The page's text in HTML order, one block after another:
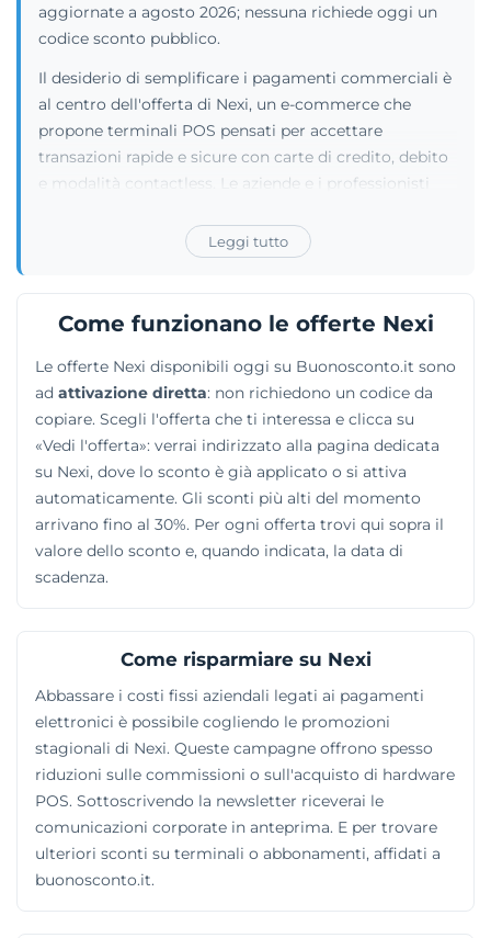
aggiornate a agosto 2026; nessuna richiede oggi un
codice sconto pubblico.
Il desiderio di semplificare i pagamenti commerciali è
al centro dell'offerta di Nexi, un e-commerce che
propone terminali POS pensati per accettare
transazioni rapide e sicure con carte di credito, debito
e modalità contactless. Le aziende e i professionisti
declinati nelle varianti Mini, Cordless e SoftPos, oltre a
rifornirsi di accessori come i rotolini di carta. Chi
sistemi di cassa Nexi Smart Cassa e Nexi Smart
fiscali. Sono presenti anche opzioni per gli store
digitali, con i servizi XPAY LINK, XPAY EASY e XPAY
PRO da implementare facilmente nei siti web
aziendali.
Leggi tutto
Come funzionano le offerte Nexi
Le offerte Nexi disponibili oggi su Buonosconto.it sono
ad attivazione diretta: non richiedono un codice da
copiare. Scegli l'offerta che ti interessa e clicca su
«Vedi l'offerta»: verrai indirizzato alla pagina dedicata
su Nexi, dove lo sconto è già applicato o si attiva
automaticamente. Gli sconti più alti del momento
arrivano fino al 30%. Per ogni offerta trovi qui sopra il
valore dello sconto e, quando indicata, la data di
scadenza.
Come risparmiare su Nexi
Abbassare i costi fissi aziendali legati ai pagamenti
elettronici è possibile cogliendo le promozioni
stagionali di Nexi. Queste campagne offrono spesso
riduzioni sulle commissioni o sull'acquisto di hardware
POS. Sottoscrivendo la newsletter riceverai le
comunicazioni corporate in anteprima. E per trovare
ulteriori sconti su terminali o abbonamenti, affidati a
buonosconto.it.